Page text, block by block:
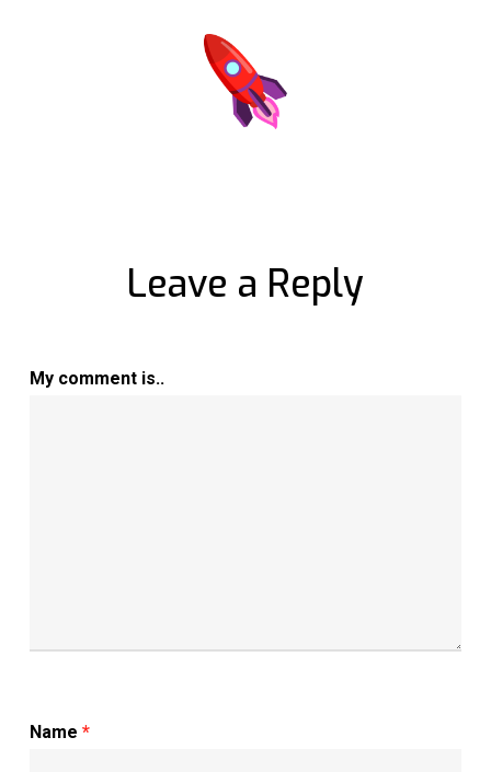
Leave a Reply
My comment is..
Name *